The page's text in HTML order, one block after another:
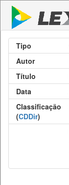
Tipo
Autor
Título
Data
Classificação
(CDDir)